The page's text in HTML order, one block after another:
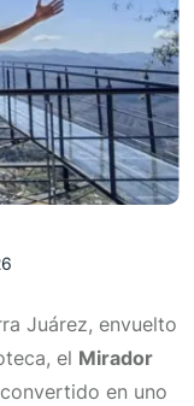
Juárez, envuelto
el Mirador
en uno